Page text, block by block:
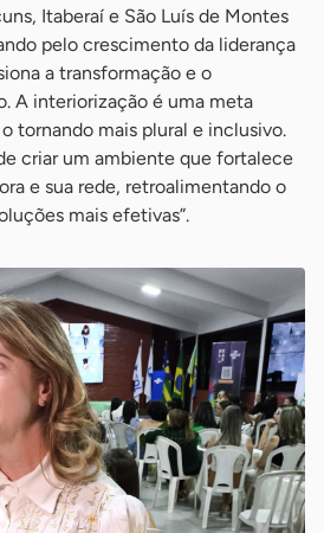
Itaberaí e São Luís de Montes
pelo crescimento da liderança
a transformação e o
A interiorização é uma meta
tornando mais plural e inclusivo.
criar um ambiente que fortalece
e sua rede, retroalimentando o
mais efetivas”.